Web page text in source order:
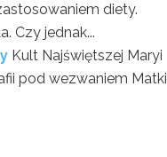
diety.
Czy jednak...
Kult Najświętszej Maryi
pod wezwaniem Matki